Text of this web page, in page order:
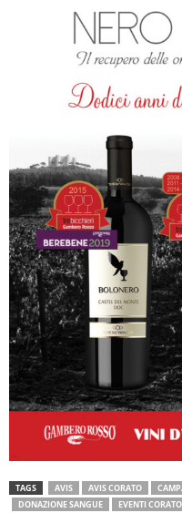
TAGS AVIS AVIS CORATO
DONAZIONE SANGUE
EVENTI CORATO